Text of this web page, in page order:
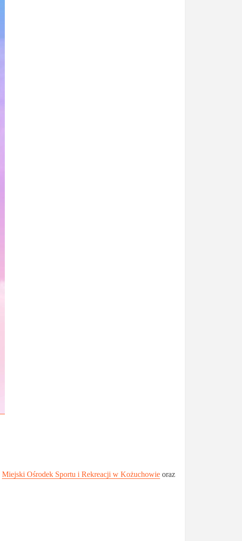
Miejski Ośrodek Sportu i Rekreacji w Kożuchowie oraz